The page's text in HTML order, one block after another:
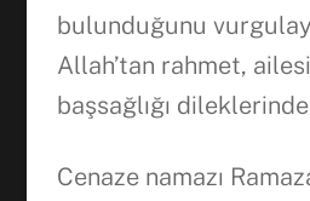
bulunduğunu
Allah’tan rahmet,
başsağlığı
Cenaze namazı